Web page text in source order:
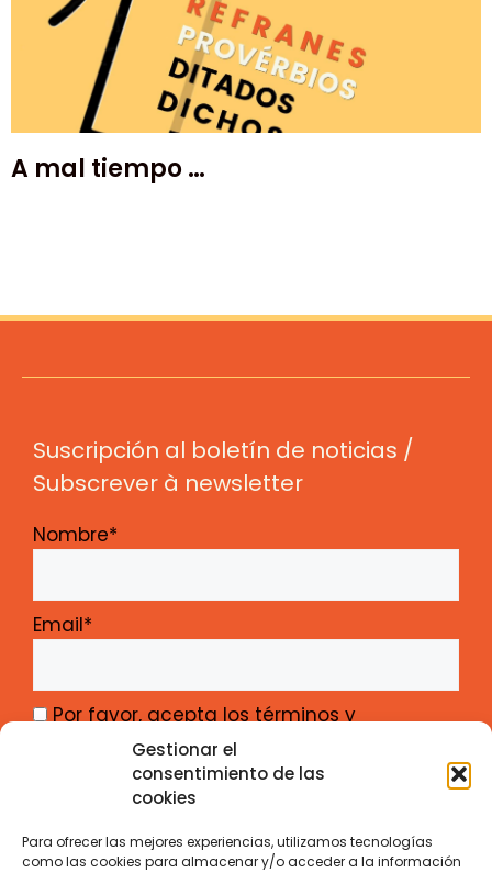
Gestionar el
consentimiento de las
cookies
Para ofrecer las mejores experiencias, utilizamos tecnologías
como las cookies para almacenar y/o acceder a la información
A mal tiempo …
Suscripción al boletín de noticias /
Subscrever à newsletter
Nombre*
Email*
Por favor, acepta los términos y
condiciones